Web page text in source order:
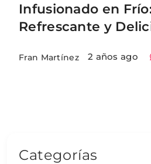
Infusionado en
Refrescante y
Fran Martínez 2 años ago
Categorías